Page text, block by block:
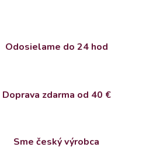
Odosielame do 24 hod
Doprava zdarma od 40 €
Sme český výrobca